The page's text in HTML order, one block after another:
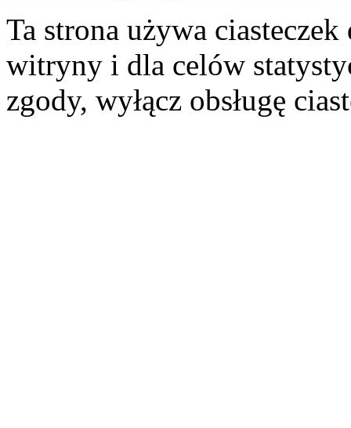
Ta strona używa
witryny i dla celów
zgody, wyłącz obsługę